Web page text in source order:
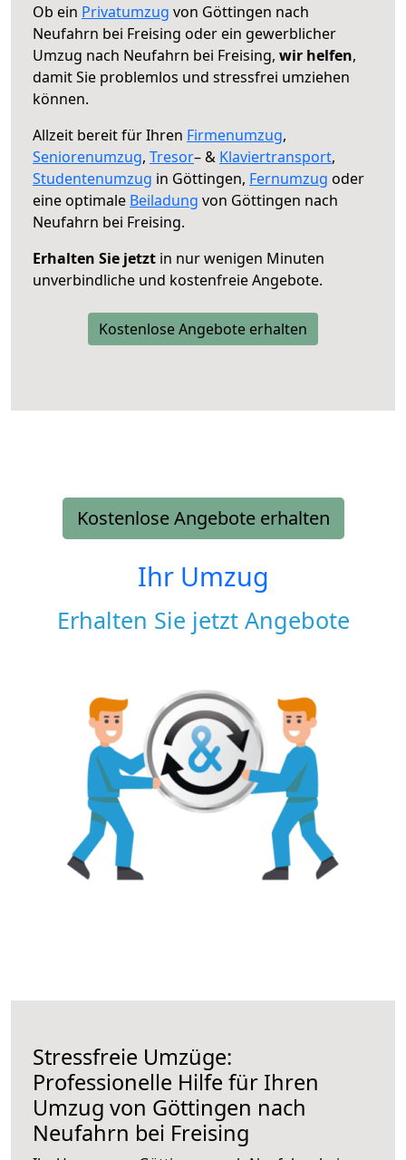
Ob ein Privatumzug von Göttingen nach
Neufahrn bei Freising oder ein gewerblicher
Umzug nach Neufahrn bei Freising, wir helfen,
damit Sie problemlos und stressfrei umziehen
können.
Allzeit bereit für Ihren Firmenumzug,
Seniorenumzug, Tresor– & Klaviertransport,
Studentenumzug in Göttingen, Fernumzug oder
eine optimale Beiladung von Göttingen nach
Neufahrn bei Freising.
Erhalten Sie jetzt in nur wenigen Minuten
unverbindliche und kostenfreie Angebote.
Kostenlose Angebote erhalten
Kostenlose Angebote erhalten
Ihr Umzug
Erhalten Sie jetzt Angebote
Stressfreie Umzüge:
Professionelle Hilfe für Ihren
Umzug von Göttingen nach
Neufahrn bei Freising